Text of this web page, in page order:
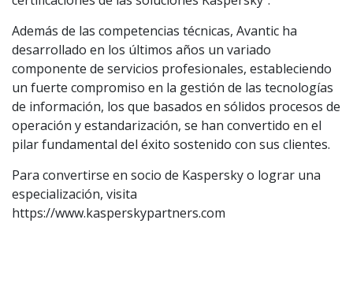
Además de las competencias técnicas, Avantic ha
desarrollado en los últimos años un variado
componente de servicios profesionales, estableciendo
un fuerte compromiso en la gestión de las tecnologías
de información, los que basados en sólidos procesos de
operación y estandarización, se han convertido en el
pilar fundamental del éxito sostenido con sus clientes.
Para convertirse en socio de Kaspersky o lograr una
especialización, visita
https://www.kasperskypartners.com